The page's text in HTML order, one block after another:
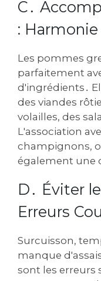
C․
:
Les pommes
parfaitement
d'ingrédients․
des viandes
volailles, des
L'association
champignons,
également une
D․ Éviter
Erreurs
Surcuisson,
manque
sont les erreurs